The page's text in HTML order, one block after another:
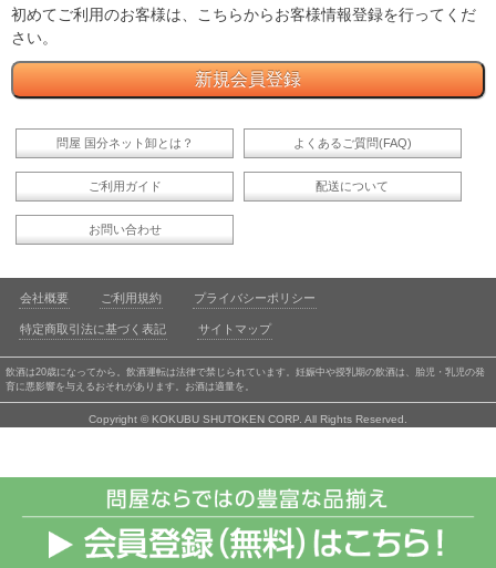
初めてご利用のお客様は、こちらからお客様情報登録を行ってくだ
さい。
問屋 国分ネット卸とは？ よくあるご質問(FAQ)
ご利用ガイド 配送について
お問い合わせ
会社概要 ご利用規約 プライバシーポリシー
特定商取引法に基づく表記 サイトマップ
飲酒は20歳になってから。飲酒運転は法律で禁じられています。妊娠中や授乳期の飲酒は、胎児・乳児の発
育に悪影響を与えるおそれがあります。お酒は適量を。
Copyright © KOKUBU SHUTOKEN CORP. All Rights Reserved.